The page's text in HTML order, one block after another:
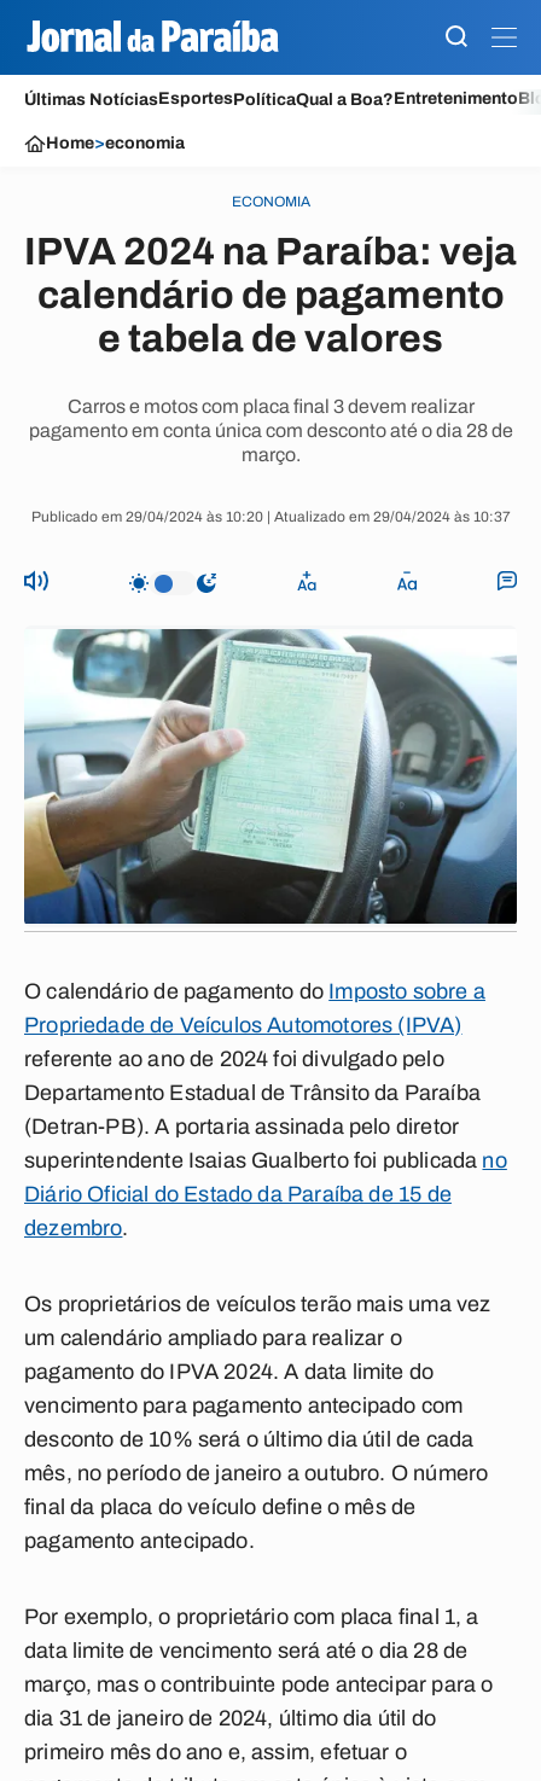
Últimas NotíciasEsportesPolíticaQual a Boa?Entretenimento
Home>economia
ECONOMIA
IPVA 2024 na Paraíba: veja
calendário de pagamento
e tabela de valores
Carros e motos com placa final 3 devem realizar
pagamento em conta única com desconto até o dia 28 de
março.
Publicado em 29/04/2024 às 10:20 | Atualizado em 29/04/2024 às 10:37
O calendário de pagamento do Imposto sobre a
Propriedade de Veículos Automotores (IPVA)
referente ao ano de 2024 foi divulgado pelo
Departamento Estadual de Trânsito da Paraíba
(Detran-PB). A portaria assinada pelo diretor
superintendente Isaias Gualberto foi publicada no
Diário Oficial do Estado da Paraíba de 15 de
dezembro.
Os proprietários de veículos terão mais uma vez
um calendário ampliado para realizar o
pagamento do IPVA 2024. A data limite do
vencimento para pagamento antecipado com
desconto de 10% será o último dia útil de cada
mês, no período de janeiro a outubro. O número
final da placa do veículo define o mês de
pagamento antecipado.
Por exemplo, o proprietário com placa final 1, a
data limite de vencimento será até o dia 28 de
março, mas o contribuinte pode antecipar para o
dia 31 de janeiro de 2024, último dia útil do
primeiro mês do ano e, assim, efetuar o